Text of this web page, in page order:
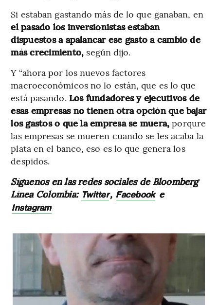
Si estaban gastando más de lo que ganaban, en
el pasado los inversionistas estaban
dispuestos a apalancar ese gasto a cambio de
más crecimiento, según dijo.
Y “ahora por los nuevos factores
macroeconómicos no lo están, que es lo que
está pasando. Los fundadores y ejecutivos de
esas empresas no tienen otra opción que bajar
los gastos o que la empresa se muera, porqure
las empresas se mueren cuando se les acaba la
plata en el banco, eso es lo que genera los
despidos.
Síguenos en las redes sociales de Bloomberg
Línea Colombia: Twitter, Facebook e
Instagram